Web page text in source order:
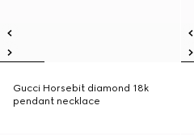
Gucci Horsebit diamond 18k
pendant necklace